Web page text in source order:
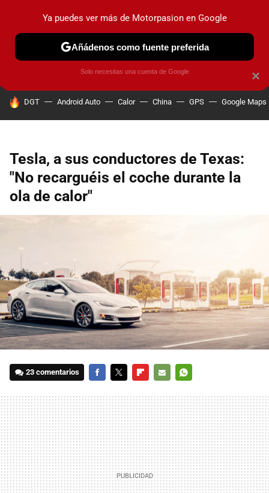
PRUEBAS COCHES ELÉCTRICOS OBSERVATORIO
HOY SE HABLA DE
DGT Android Auto Calor China GPS Google Maps
Tesla, a sus conductores de Texas:
"No recarguéis el coche durante la
ola de calor"
23 comentarios
MAIL
×
Ya puedes ver más de Motorpasion en Google
Añádenos como fuente preferida
Solo necesitas una cuenta de Google